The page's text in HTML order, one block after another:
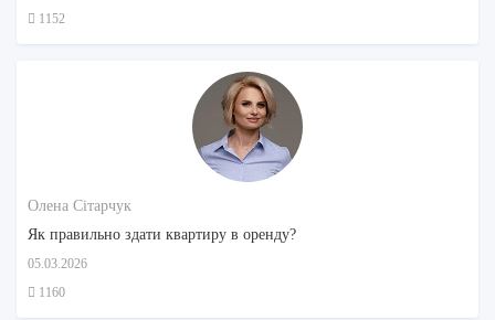
1152
Олена Сітарчук
Як правильно здати квартиру в оренду?
05.03.2026
1160